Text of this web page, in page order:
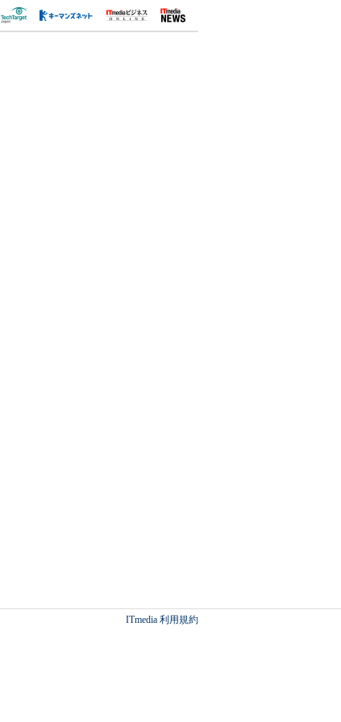
ITmedia 利用規約